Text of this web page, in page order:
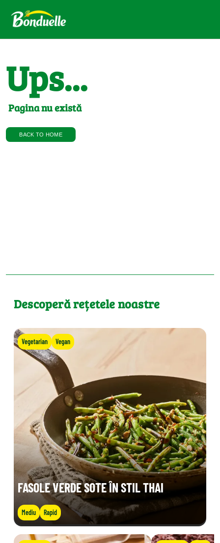
Ups...
Pagina nu există
BACK TO HOME
Descoperă rețetele noastre
Vegetarian Vegan
FASOLE VERDE SOTE ÎN STIL THAI
Mediu Rapid